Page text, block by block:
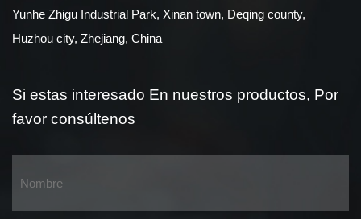
Yunhe Zhigu Industrial Park, Xinan town, Deqing county,
Huzhou city, Zhejiang, China
Si estas interesado En nuestros productos, Por
favor consúltenos